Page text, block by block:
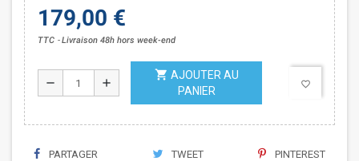
179,00 €
TTC Livraison 48h hors week-end
remove add
shopping_cart AJOUTER AU
PANIER
favorite_border
PARTAGER TWEET PINTEREST